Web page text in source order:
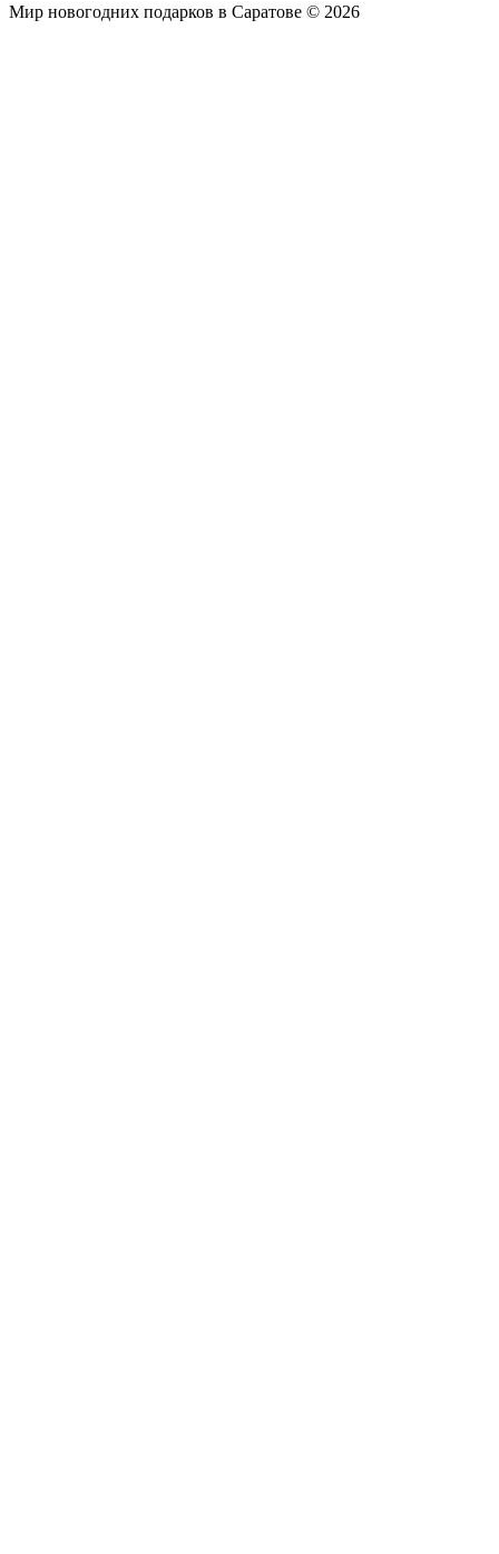
Мир новогодних подарков в Саратове © 2026